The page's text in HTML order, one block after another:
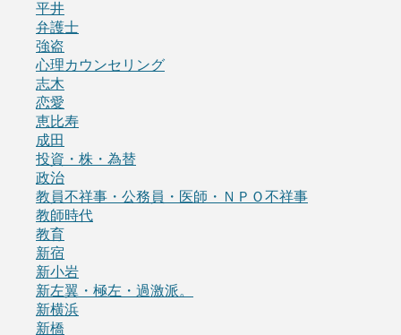
平井
弁護士
強盗
心理カウンセリング
志木
恋愛
恵比寿
成田
投資・株・為替
政治
教員不祥事・公務員・医師・ＮＰＯ不祥事
教師時代
教育
新宿
新小岩
新左翼・極左・過激派。
新横浜
新橋